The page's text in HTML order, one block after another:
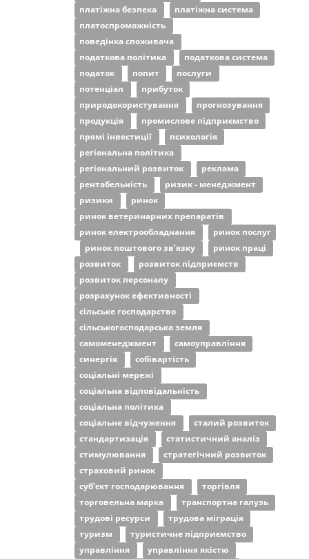
платіжна безпека
платіжна система
платоспроможність
поведінка споживача
податкова політика
податкова система
податок
попит
послуги
потенціал
прибуток
природокористування
прогнозування
продукція
промислове підприємство
прямі інвестиції
психологія
регіональна політика
регіональний розвиток
реклама
рентабельність
ризик - менеджмент
ризики
ринок
ринок ветеринарних препаратів
ринок електрообладнання
ринок послуг
ринок поштового звʼязку
ринок праці
розвиток
розвиток підприємств
розвиток персоналу
розрахунок ефективності
сільське господарство
сільськогосподарська земля
самоменеджмент
самоуправління
синергія
собівартість
соціальні мережі
соціальна відповідальність
соціальна політика
соціальне відчуження
сталий розвиток
стандартизація
статистичний аналіз
стимулювання
стратегічний розвиток
страховий ринок
суб’єкт господарювання
торгівля
торговельна марка
транспортна галузь
трудові ресурси
трудова міграція
туризм
туристичне підприємство
управління
управління якістю